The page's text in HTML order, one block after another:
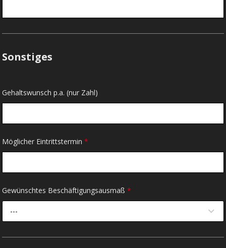
Sonstiges
Gehaltswunsch p.a. (nur Zahl)
Möglicher Eintrittstermin*
Gewünschtes Beschäftigungsausmaß*
---